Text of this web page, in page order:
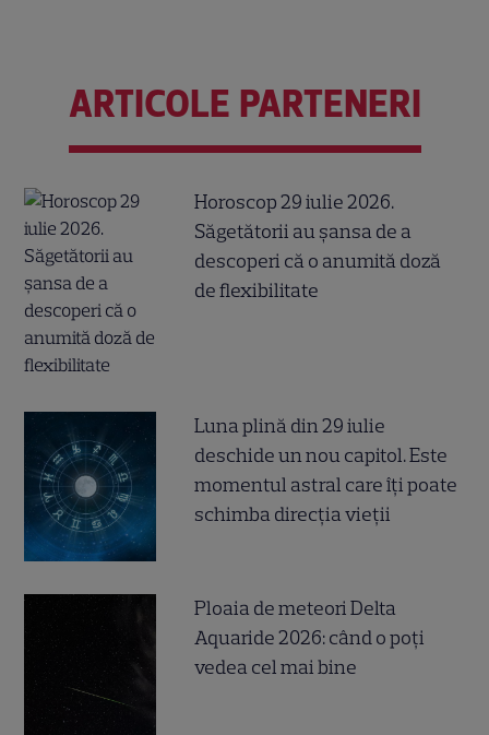
ARTICOLE PARTENERI
Horoscop 29 iulie 2026.
Săgetătorii au șansa de a
descoperi că o anumită doză
de flexibilitate
Luna plină din 29 iulie
deschide un nou capitol. Este
momentul astral care îți poate
schimba direcția vieții
Ploaia de meteori Delta
Aquaride 2026: când o poți
vedea cel mai bine